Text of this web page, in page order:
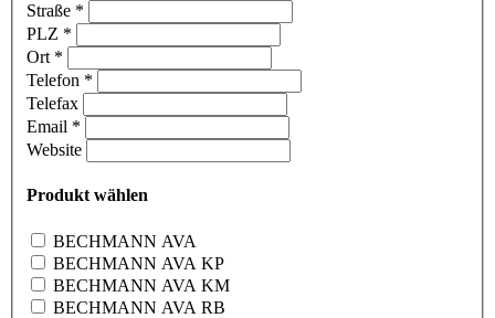
Straße *
PLZ *
Ort *
Telefon *
Telefax
Email *
Website
Produkt wählen
BECHMANN AVA
BECHMANN AVA KP
BECHMANN AVA KM
BECHMANN AVA RB